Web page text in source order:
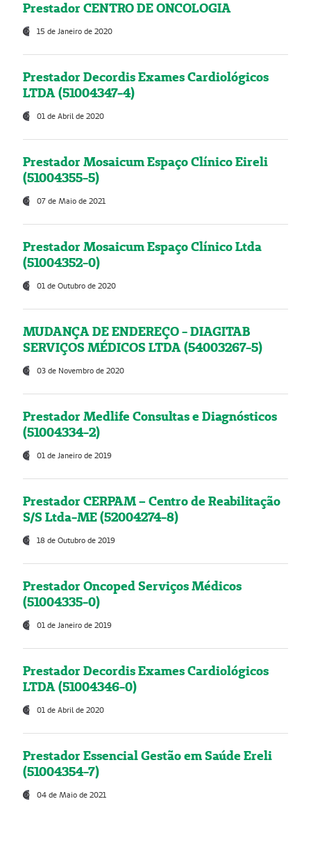
Prestador CENTRO DE ONCOLOGIA
15 de Janeiro de 2020
Prestador Decordis Exames Cardiológicos
LTDA (51004347-4)
01 de Abril de 2020
Prestador Mosaicum Espaço Clínico Eireli
(51004355-5)
07 de Maio de 2021
Prestador Mosaicum Espaço Clínico Ltda
(51004352-0)
01 de Outubro de 2020
MUDANÇA DE ENDEREÇO - DIAGITAB
SERVIÇOS MÉDICOS LTDA (54003267-5)
03 de Novembro de 2020
Prestador Medlife Consultas e Diagnósticos
(51004334-2)
01 de Janeiro de 2019
Prestador CERPAM – Centro de Reabilitação
S/S Ltda-ME (52004274-8)
18 de Outubro de 2019
Prestador Oncoped Serviços Médicos
(51004335-0)
01 de Janeiro de 2019
Prestador Decordis Exames Cardiológicos
LTDA (51004346-0)
01 de Abril de 2020
Prestador Essencial Gestão em Saúde Ereli
(51004354-7)
04 de Maio de 2021